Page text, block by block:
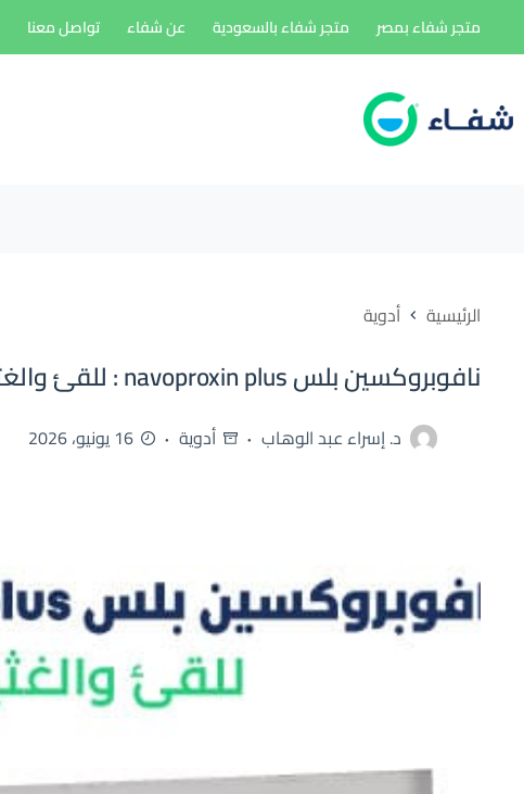
إلى
متجر شفاء بمصر متجر شفاء بالسعودية عن شفاء تواصل معنا
الرئيسية أدوية
نافوبروكسين بلس navoproxin plus : للقئ والغثيان
د. إسراء عبد الوهاب أدوية 16 يونيو، 2026